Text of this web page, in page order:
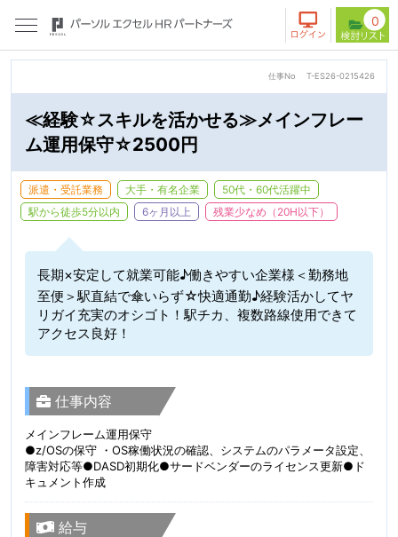
0
仕事No T-ES26-0215426
≪経験☆スキルを活かせる≫メインフレー
ム運用保守☆2500円
派遣・受託業務 大手・有名企業
50代・60代活躍中
駅から徒歩5分以内
6ヶ月以上 残業少なめ（20H以下）
長期×安定して就業可能♪働きやすい企業様＜勤務地
至便＞駅直結で傘いらず☆快適通勤♪経験活かしてヤ
リガイ充実のオシゴト！駅チカ、複数路線使用できて
アクセス良好！
仕事内容
メインフレーム運用保守
●z/OSの保守 ・OS稼働状況の確認、システムのパラメータ設定、
障害対応等●DASD初期化●サードベンダーのライセンス更新●ド
キュメント作成
給与